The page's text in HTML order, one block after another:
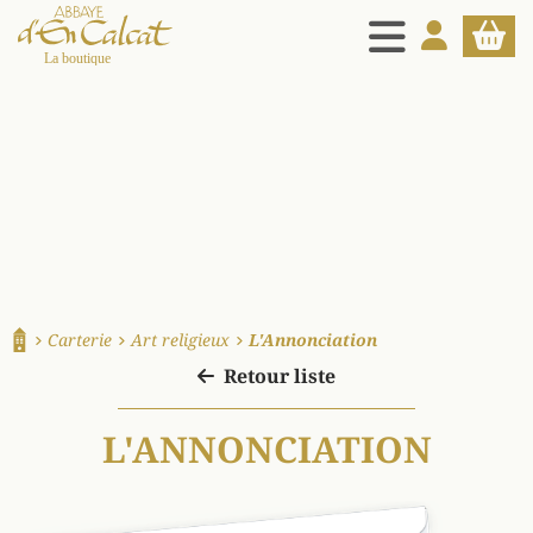
MENU
MON PANIER
Carterie Art religieux L'Annonciation
Retour liste
L'ANNONCIATION